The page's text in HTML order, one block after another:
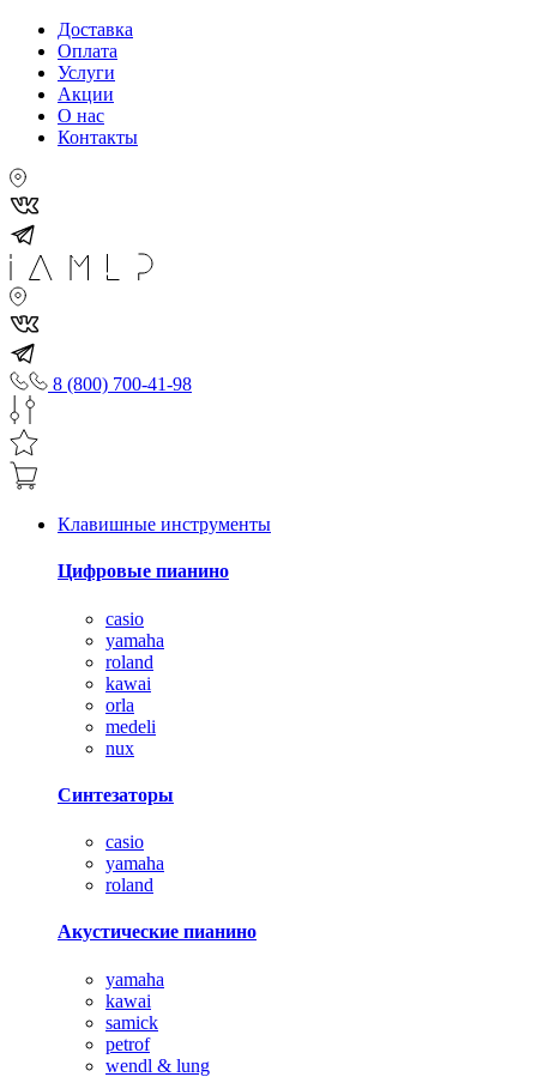
Доставка
Оплата
Услуги
Акции
О нас
Контакты
8 (800) 700-41-98
Клавишные инструменты
Цифровые пианино
casio
yamaha
roland
kawai
orla
medeli
nux
Синтезаторы
casio
yamaha
roland
Акустические пианино
yamaha
kawai
samick
petrof
wendl & lung